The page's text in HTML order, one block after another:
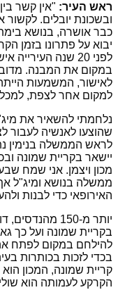
ראש העיר: "אין קשר
ובשכונת יובלים. לקשור
כבר אושרה, בנושא
יבוא על פתרונו בזמן
לפני 20 שנה
במקום את המבנה.
לאישור, המשמעות
למקום אחר לצפת,
נלחמתי להשאיר את
שהוצעו לאנשיה לעבור
לראש הממשלה בנימין
יישאר בקריית שמונה
מכון ויצמן. אני שמח
ממשלה בנושא ומיג"ל
האירופאי כדי לבנות
יותר מ-150
בקריית שמונה ועל כך
להילחם במקום לפתח את
בכדי לזכות בכותרות
קריית שמונה, המכון
הקרקע לעמותה הוא